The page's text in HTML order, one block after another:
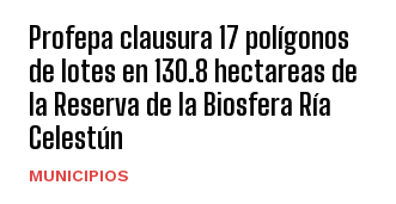
Profepa clausura 17 polígonos
de lotes en 130.8 hectareas de
la Reserva de la Biosfera Ría
Celestún
MUNICIPIOS